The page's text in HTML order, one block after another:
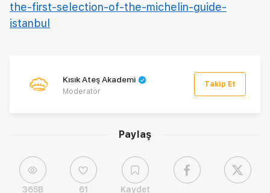
Paylaş
365B 61 Kaydet
the-first-selection-of-the-michelin-guide-
istanbul
Kısık Ateş Akademi
Moderatör
Takip Et